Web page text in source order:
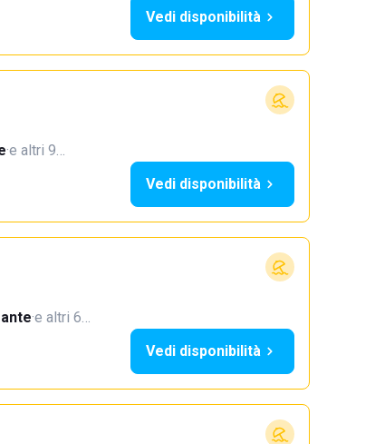
Vedi disponibilità
·e altri 9…
Vedi disponibilità
·e altri 6…
Vedi disponibilità